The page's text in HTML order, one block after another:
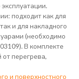
подходит как для
и для накладного
(необходимо
В комплекте
перегрева,
и поверхностного